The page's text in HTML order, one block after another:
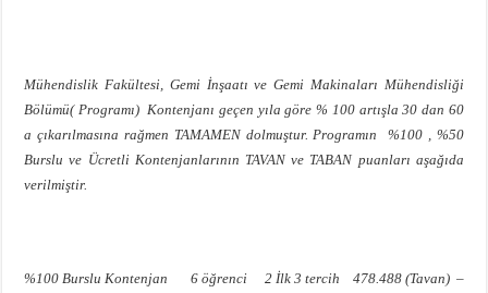
Mühendislik Fakültesi, Gemi İnşaatı ve Gemi Makinaları Mühendisliği
Bölümü( Programı) Kontenjanı geçen yıla göre % 100 artışla 30 dan 60
a çıkarılmasına rağmen TAMAMEN dolmuştur. Programın %100 , %50
Burslu ve Ücretli Kontenjanlarının TAVAN ve TABAN puanları aşağıda
verilmiştir.
%100 Burslu Kontenjan 6 öğrenci 2 İlk 3 tercih 478.488 (Tavan) –